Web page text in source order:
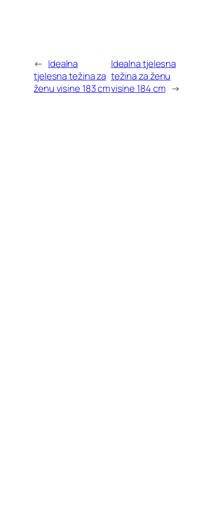
← Idealna
tjelesna težina za
ženu visine 183 cm
Idealna tjelesna
težina za ženu
visine 184 cm →